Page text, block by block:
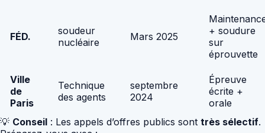
FÉD.
soudeur
nucléaire
Mars 2025
+ soudure
sur
éprouvette
Ville
de
Paris
Technique
des agents
septembre
2024
Épreuve
écrite +
orale
💡 Conseil : Les appels d’offres publics sont très sélectif.